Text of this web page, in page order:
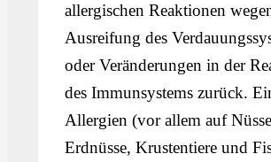
allergischen Reaktionen
Ausreifung des
oder Veränderungen in der
des Immunsystems zurück.
Allergien (vor allem auf
Erdnüsse, Krustentiere und